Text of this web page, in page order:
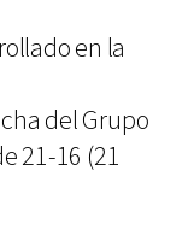
en la
del Grupo
21-16 (21